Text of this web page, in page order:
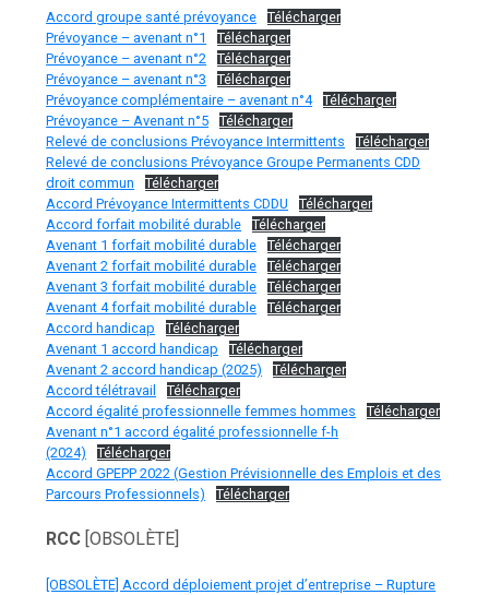
Accord groupe santé prévoyance
Télécharger
Prévoyance – avenant n°1
Télécharger
Prévoyance – avenant n°2
Télécharger
Prévoyance – avenant n°3
Télécharger
Prévoyance complémentaire – avenant n°4
Télécharger
Prévoyance – Avenant n°5
Télécharger
Relevé de conclusions Prévoyance Intermittents
Télécharger
Relevé de conclusions Prévoyance Groupe Permanents CDD
droit commun
Télécharger
Accord Prévoyance Intermittents CDDU
Télécharger
Accord forfait mobilité durable
Télécharger
Avenant 1 forfait mobilité durable
Télécharger
Avenant 2 forfait mobilité durable
Télécharger
Avenant 3 forfait mobilité durable
Télécharger
Avenant 4 forfait mobilité durable
Télécharger
Accord handicap
Télécharger
Avenant 1 accord handicap
Télécharger
Avenant 2 accord handicap (2025)
Télécharger
Accord télétravail
Télécharger
Accord égalité professionnelle femmes hommes
Télécharger
Avenant n°1 accord égalité professionnelle f-h
(2024)
Télécharger
Accord GPEPP 2022 (Gestion Prévisionnelle des Emplois et des
Parcours Professionnels)
Télécharger
RCC [OBSOLÈTE]
[OBSOLÈTE] Accord déploiement projet d’entreprise – Rupture